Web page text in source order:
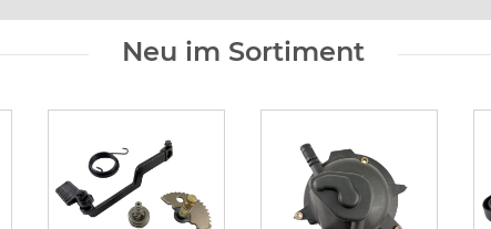
Neu im Sortiment